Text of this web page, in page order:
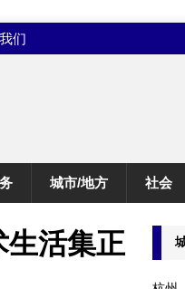
们
城市/地方 社会
生活集正